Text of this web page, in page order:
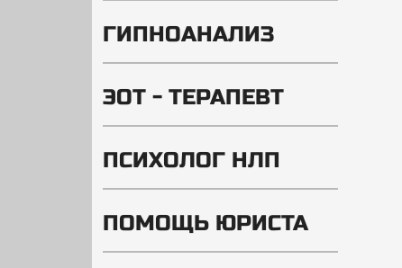
ГИПНОАНАЛИЗ
ЭОТ - ТЕРАПЕВТ
ПСИХОЛОГ НЛП
ПОМОЩЬ ЮРИСТА